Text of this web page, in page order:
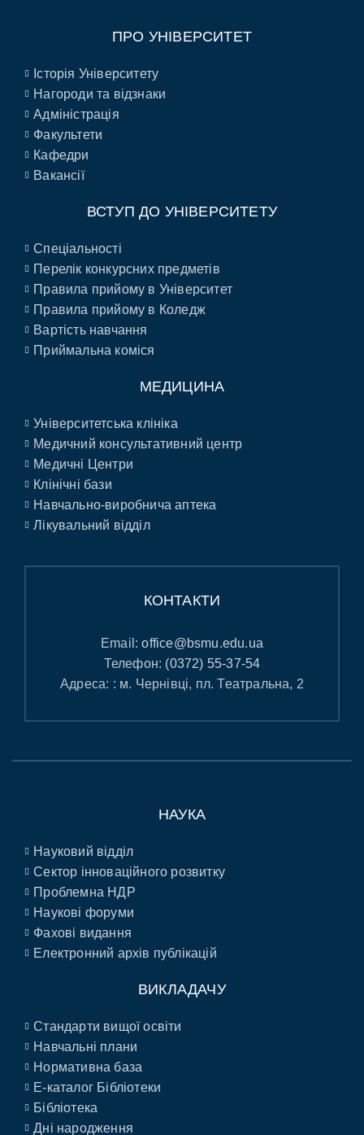
ПРО УНІВЕРСИТЕТ
Історія Університету
Нагороди та відзнаки
Адміністрація
Факультети
Кафедри
Вакансії
ВСТУП ДО УНІВЕРСИТЕТУ
Спеціальності
Перелік конкурсних предметів
Правила прийому в Університет
Правила прийому в Коледж
Вартість навчання
Приймальна коміся
МЕДИЦИНА
Університетська клініка
Медичний консультативний центр
Медичні Центри
Клінічні бази
Навчально-виробнича аптека
Лікувальний відділ
КОНТАКТИ
Email:office@bsmu.edu.ua
Телефон: (0372) 55-37-54
Адреса: : м. Чернівці, пл. Театральна, 2
НАУКА
Науковий відділ
Сектор інноваційного розвитку
Проблемна НДР
Наукові форуми
Фахові видання
Електронний архів публікацій
ВИКЛАДАЧУ
Стандарти вищої освіти
Навчальні плани
Нормативна база
E-каталог Бібліотеки
Бібліотека
Дні народження